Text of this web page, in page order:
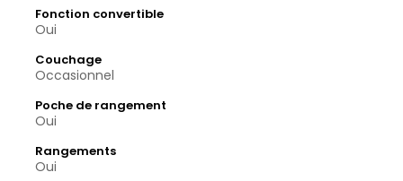
Fonction convertible
Oui
Couchage
Occasionnel
Poche de rangement
Oui
Rangements
Oui